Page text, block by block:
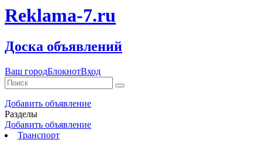
Reklama-7.ru
Доска объявлений
Ваш городБлокнотВход
Добавить объявление
Разделы
Добавить объявление
Транспорт